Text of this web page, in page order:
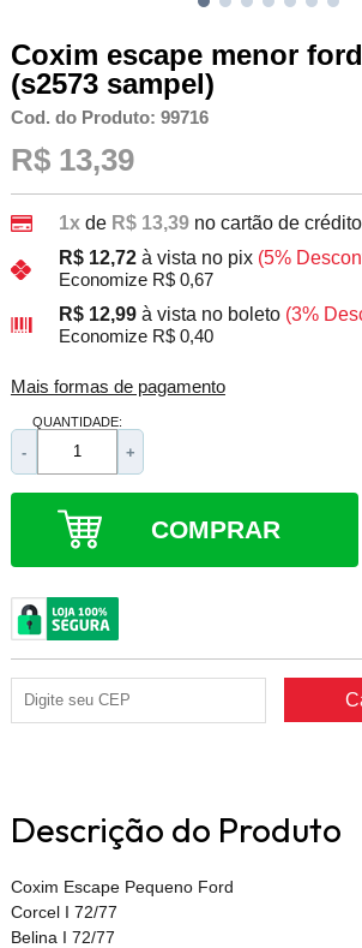
Coxim escape menor
(s2573 sampel)
Cod. do Produto: 99716
R$ 13,39
1xde R$ 13,39 no cartão de crédito
R$ 12,72 à vista no pix (5%
Economize R$ 0,67
R$ 12,99 à vista no boleto (3%
Economize R$ 0,40
Mais formas de pagamento
QUANTIDADE:
- +
COMPRAR
Descrição do Produto
Coxim Escape Pequeno Ford
Corcel I 72/77
Belina I 72/77